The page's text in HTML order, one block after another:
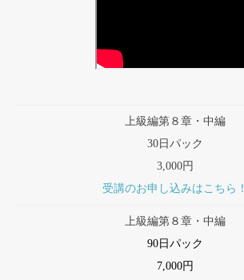
上級編第８章・中編
30日パック
3,000円
受講のお申し込みはこちら！
上級編第８章・中編
90日パック
7,000円